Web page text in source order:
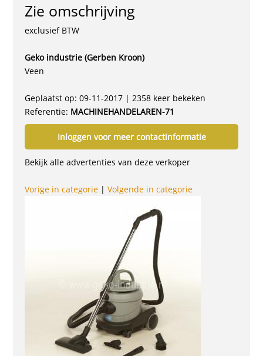
Zie omschrijving
exclusief BTW
Geko industrie (Gerben Kroon)
Veen
Geplaatst op: 09-11-2017 | 2358 keer bekeken
Referentie: MACHINEHANDELAREN-71
Inloggen voor meer contactinformatie
Bekijk alle advertenties van deze verkoper
Vorige in categorie |Volgende in categorie